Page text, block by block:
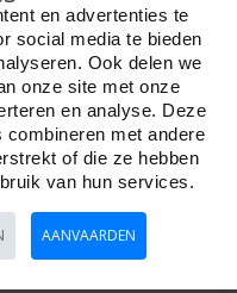
Details
en advertenties te
social media te bieden
Ook delen we
onze site met onze
en analyse. Deze
combineren met andere
of die ze hebben
van hun services.
AANVAARDEN